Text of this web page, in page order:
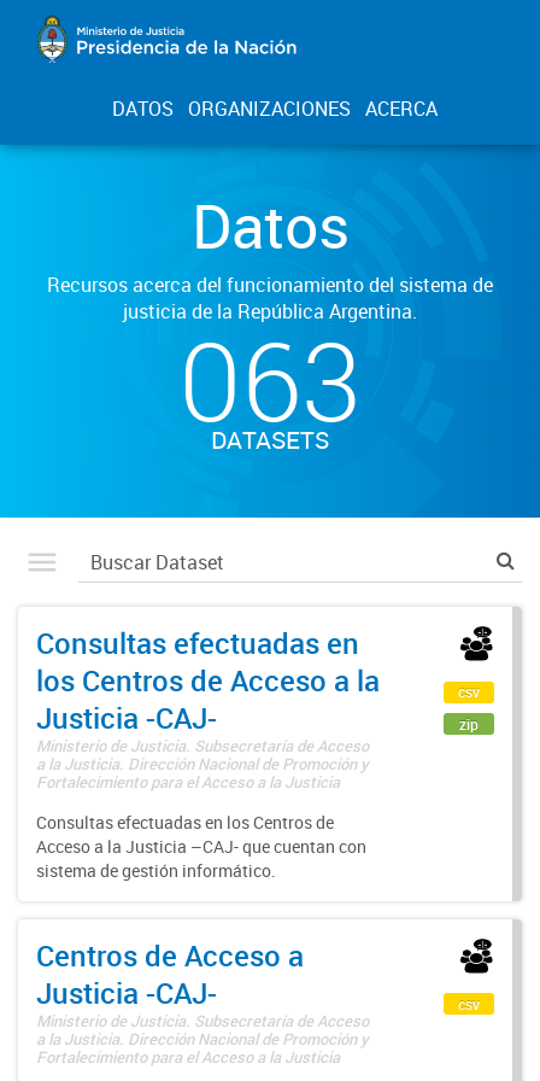
DATOS ORGANIZACIONES ACERCA
Datos
Recursos acerca del funcionamiento del sistema de
justicia de la República Argentina.
063
DATASETS
Consultas efectuadas en
los Centros de Acceso a la
Justicia -CAJ-
Ministerio de Justicia. Subsecretaría de Acceso
a la Justicia. Dirección Nacional de Promoción y
Fortalecimiento para el Acceso a la Justicia
Consultas efectuadas en los Centros de
Acceso a la Justicia –CAJ- que cuentan con
sistema de gestión informático.
csv
zip
Centros de Acceso a
Justicia -CAJ-
Ministerio de Justicia. Subsecretaría de Acceso
a la Justicia. Dirección Nacional de Promoción y
Fortalecimiento para el Acceso a la Justicia
csv